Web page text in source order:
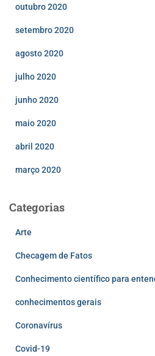
outubro 2020
setembro 2020
agosto 2020
julho 2020
junho 2020
maio 2020
abril 2020
março 2020
Categorias
Arte
Checagem de Fatos
Conhecimento científico para
conhecimentos gerais
Coronavírus
Covid-19